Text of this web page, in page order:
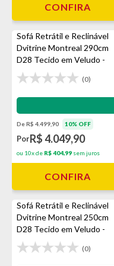
CONFIRA
Sofá Retrátil e Reclinável
Dvitrine Montreal 290cm
D28 Tecido em Veludo -
Avelã
(0)
Impermeabilização - VEDA
De R$ 4.499,90 10% OFF
PorR$ 4.049,90
ou 10x de R$ 404,99 sem juros
CONFIRA
Sofá Retrátil e Reclinável
Dvitrine Montreal 250cm
D28 Tecido em Veludo -
Avelã
(0)